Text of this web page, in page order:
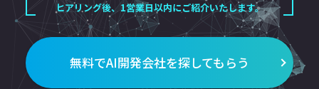
ヒアリング後、1営業日以内にご紹介いたします。
無料でAI開発会社を探してもらう